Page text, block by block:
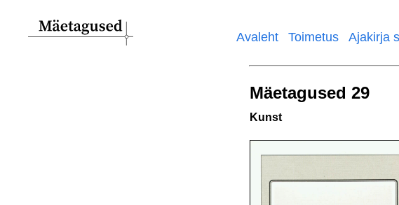
Avaleht Toimetus Ajakirja
Mäetagused 29
Kunst